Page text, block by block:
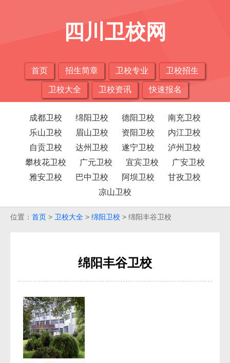
四川卫校网
首页 招生简章 卫校专业 卫校招生
卫校大全 卫校资讯 快速报名
成都卫校 绵阳卫校 德阳卫校
南充卫校
乐山卫校
眉山卫校 资阳卫校
内江卫校
自贡卫校
达州卫校 遂宁卫校
泸州卫校
攀枝花卫校
广元卫校 宜宾卫校
广安卫校
雅安卫校
巴中卫校 阿坝卫校
甘孜卫校
凉山卫校
位置： 首页 > 卫校大全 > 绵阳卫校 > 绵阳丰谷卫校
绵阳丰谷卫校